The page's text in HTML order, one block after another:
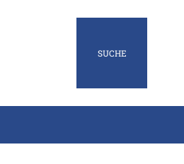
SUCHE